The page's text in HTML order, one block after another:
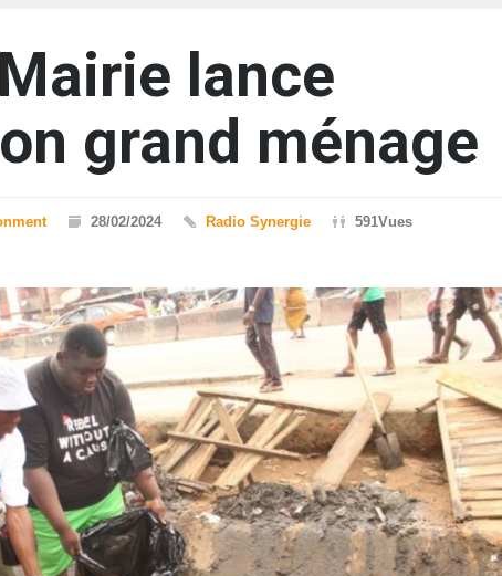
lance
grand ménage
28/02/2024 Radio Synergie
591Vues